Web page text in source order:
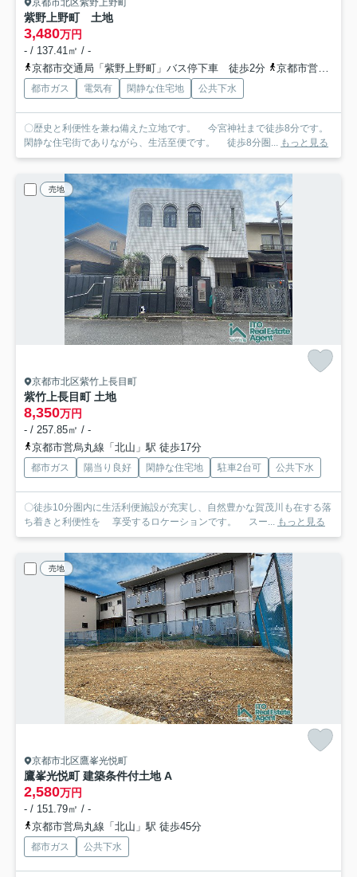
京都市北区紫野上野町
紫野上野町 土地
3,480万円
- / 137.41㎡ / -
京都市交通局「紫野上野町」バス停下車 徒歩2分
京都市営烏丸線「北山」駅 バス9分 京都市営バス「常徳寺前」 停歩6分
都市ガス 電気有 閑静な住宅地 公共下水
〇歴史と利便性を兼ね備えた立地です。 今宮神社まで徒歩8分です。
閑静な住宅街でありながら、生活至便です。 徒歩8分圏... もっと見る
売地
京都市北区紫竹上長目町
紫竹上長目町 土地
8,350万円
- / 257.85㎡ / -
京都市営烏丸線「北山」駅 徒歩17分
都市ガス 陽当り良好 閑静な住宅地 駐車2台可 公共下水
〇徒歩10分圏内に生活利便施設が充実し、自然豊かな賀茂川も在する落
ち着きと利便性を 享受するロケーションです。 スー... もっと見る
売地
京都市北区鷹峯光悦町
鷹峯光悦町 建築条件付土地 A
2,580万円
- / 151.79㎡ / -
京都市営烏丸線「北山」駅 徒歩45分
都市ガス 公共下水